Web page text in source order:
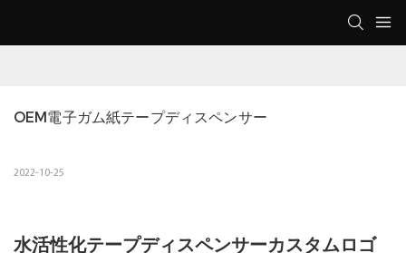
OEM電子ガム紙テープディスペンサー
2022-10-25
水活性化テープディスペンサーカスタムロゴ